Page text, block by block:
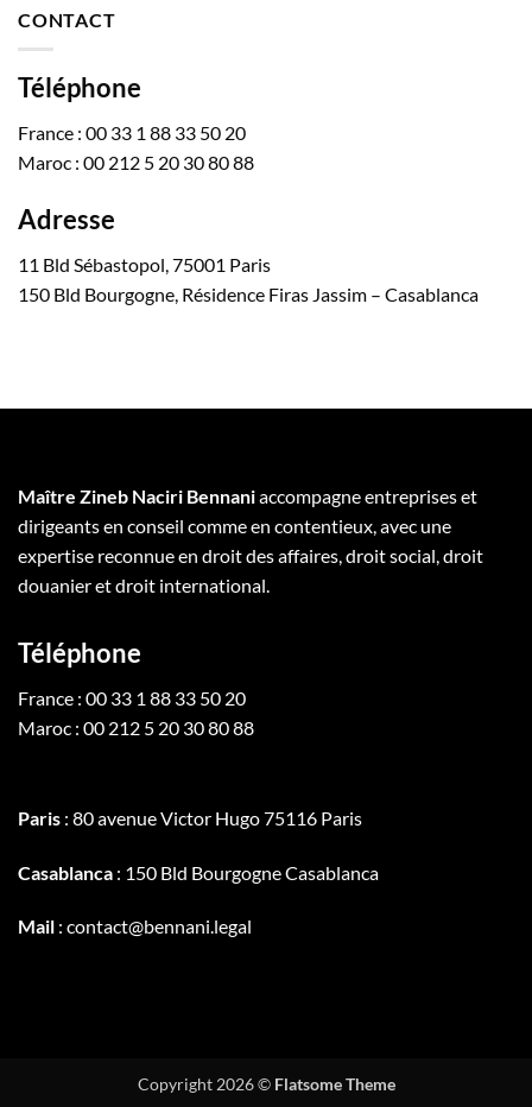
CONTACT
Téléphone
France : 00 33 1 88 33 50 20
Maroc : 00 212 5 20 30 80 88
Adresse
11 Bld Sébastopol, 75001 Paris
150 Bld Bourgogne, Résidence Firas Jassim – Casablanca
Maître Zineb Naciri Bennaniaccompagne entreprises et
dirigeants en conseil comme en contentieux, avec une
expertise reconnue en droit des affaires, droit social, droit
douanier et droit international.
Téléphone
France : 00 33 1 88 33 50 20
Maroc : 00 212 5 20 30 80 88
Paris : 80 avenue Victor Hugo 75116 Paris
Casablanca : 150 Bld Bourgogne Casablanca
Mail : contact@bennani.legal
Copyright 2026 © Flatsome Theme